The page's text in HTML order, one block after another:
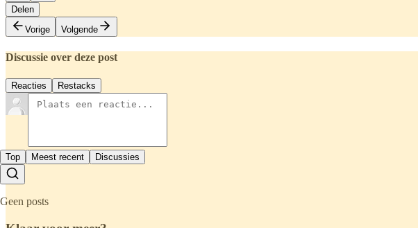
Delen
Vorige
Volgende
Discussie over deze post
Reacties Restacks
Top Meest recent Discussies
Geen posts